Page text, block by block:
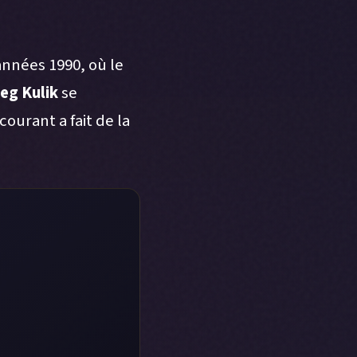
1990, où le
Kulikse
a fait de la